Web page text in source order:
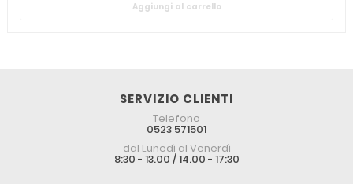
Aggiungi al carrello
SERVIZIO CLIENTI
Telefono
0523 571501
dal Lunedì al Venerdì
8:30 - 13.00 / 14.00 - 17:30